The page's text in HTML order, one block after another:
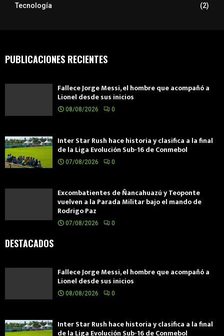
Tecnología
(2)
PUBLICACIONES RECIENTES
Fallece Jorge Messi, el hombre que acompañó a
Lionel desde sus inicios
08/08/2026 0
Inter Star Rush hace historia y clasifica a la final
de la Liga Evolución Sub-16 de Conmebol
07/08/2026 0
Excombatientes de Ñancahuazú y Teoponte
vuelven a la Parada Militar bajo el mando de
Rodrigo Paz
07/08/2026 0
DESTACADOS
Fallece Jorge Messi, el hombre que acompañó a
Lionel desde sus inicios
08/08/2026 0
Inter Star Rush hace historia y clasifica a la final
de la Liga Evolución Sub-16 de Conmebol